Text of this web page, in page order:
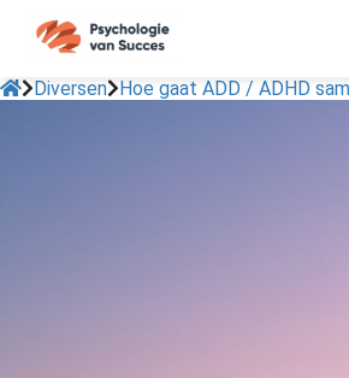
Diversen Hoe gaat ADD / ADHD